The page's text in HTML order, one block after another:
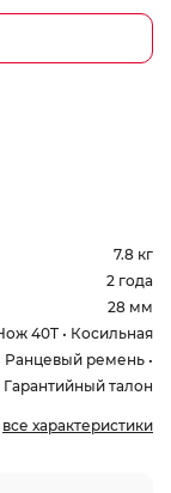
7.8 кг
2 года
28 мм
40T • Косильная
Ранцевый ремень •
Гарантийный талон
все характеристики